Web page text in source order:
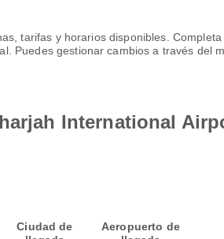
tarifas y horarios disponibles.
Puedes gestionar cambios a través del
International
Ciudad de
Aeropuerto de